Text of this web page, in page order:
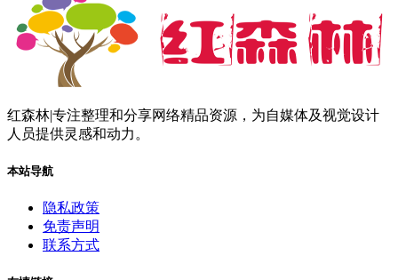
红森林|专注整理和分享网络精品资源，为自媒体及视觉设计
人员提供灵感和动力。
本站导航
隐私政策
免责声明
联系方式